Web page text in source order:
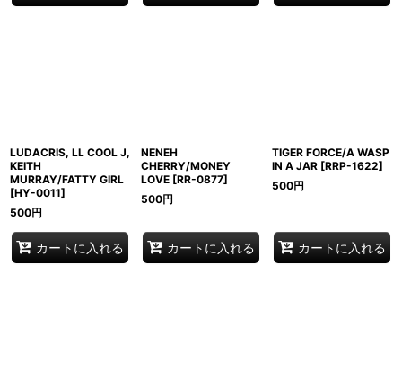
LUDACRIS, LL COOL J,
KEITH
MURRAY/FATTY GIRL
[HY-0011]
500円
カートに入れる
NENEH
CHERRY/MONEY
LOVE [RR-0877]
500円
カートに入れる
TIGER FORCE/A WASP
IN A JAR [RRP-1622]
500円
カートに入れる